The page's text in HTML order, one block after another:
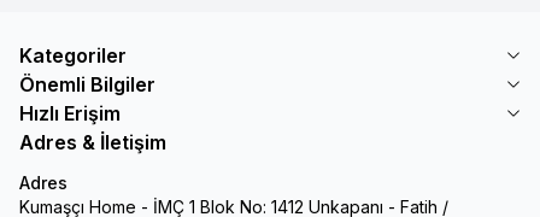
Kategoriler
Önemli Bilgiler
Hızlı Erişim
Adres & İletişim
Adres
Kumaşçı Home - İMÇ 1 Blok No: 1412 Unkapanı - Fatih /